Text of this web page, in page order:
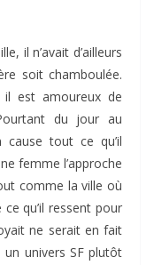
il n’avait d’ailleurs
soit chamboulée.
il est amoureux de
du jour au
tout ce qu’il
femme l’approche
comme la ville où
qu’il ressent pour
ne serait en fait
univers SF plutôt